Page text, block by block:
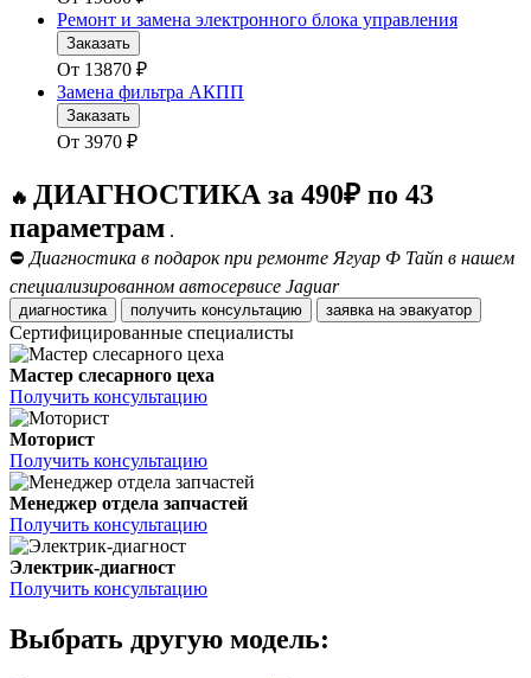
Ремонт и замена электронного блока управления
Заказать
От 13870 ₽
Замена фильтра АКПП
Заказать
От 3970 ₽
🔥 ДИАГНОСТИКА за 490₽ по 43
параметрам .
⛔ Диагностика в подарок при ремонте Ягуар Ф Тайп в нашем
специализированном автосервисе Jaguar
диагностика получить консультацию заявка на эвакуатор
Сертифицированные специалисты
Мастер слесарного цеха
Получить консультацию
Моторист
Получить консультацию
Менеджер отдела запчастей
Получить консультацию
Электрик-диагност
Получить консультацию
Выбрать другую модель: